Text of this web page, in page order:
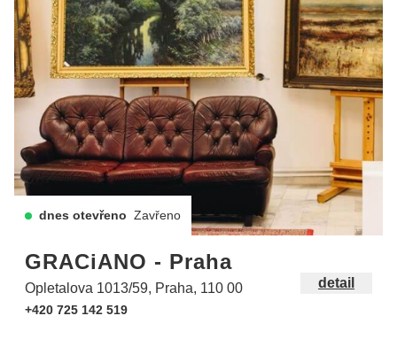
dnes otevřeno Zavřeno
GRACiANO - Praha
Opletalova 1013/59, Praha, 110 00
+420 725 142 519
detail